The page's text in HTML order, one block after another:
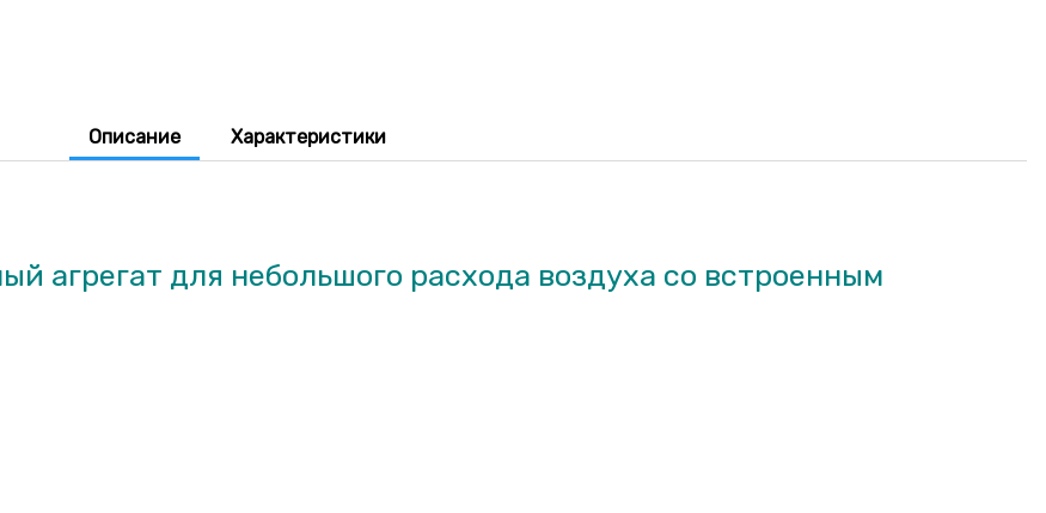
Описание Характеристики
агрегат для небольшого расхода воздуха со встроенным